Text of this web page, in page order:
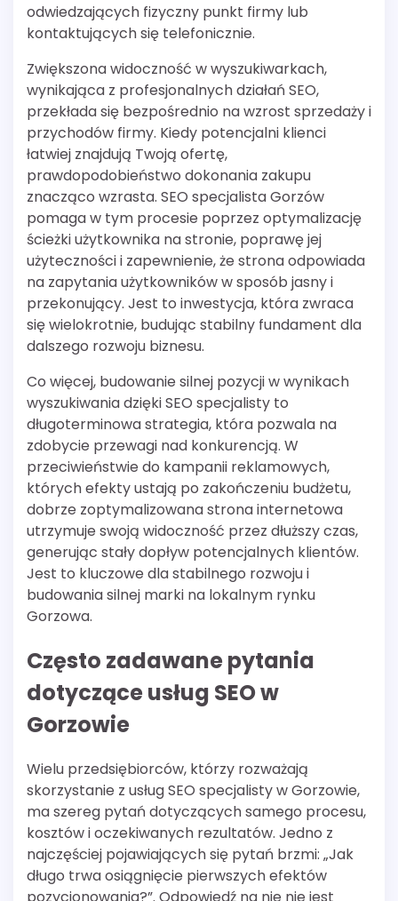
odwiedzających fizyczny punkt firmy lub
kontaktujących się telefonicznie.
Zwiększona widoczność w wyszukiwarkach,
wynikająca z profesjonalnych działań SEO,
przekłada się bezpośrednio na wzrost sprzedaży i
przychodów firmy. Kiedy potencjalni klienci
łatwiej znajdują Twoją ofertę,
prawdopodobieństwo dokonania zakupu
znacząco wzrasta. SEO specjalista Gorzów
pomaga w tym procesie poprzez optymalizację
ścieżki użytkownika na stronie, poprawę jej
użyteczności i zapewnienie, że strona odpowiada
na zapytania użytkowników w sposób jasny i
przekonujący. Jest to inwestycja, która zwraca
się wielokrotnie, budując stabilny fundament dla
dalszego rozwoju biznesu.
Co więcej, budowanie silnej pozycji w wynikach
wyszukiwania dzięki SEO specjalisty to
długoterminowa strategia, która pozwala na
zdobycie przewagi nad konkurencją. W
przeciwieństwie do kampanii reklamowych,
których efekty ustają po zakończeniu budżetu,
dobrze zoptymalizowana strona internetowa
utrzymuje swoją widoczność przez dłuższy czas,
generując stały dopływ potencjalnych klientów.
Jest to kluczowe dla stabilnego rozwoju i
budowania silnej marki na lokalnym rynku
Gorzowa.
Często zadawane pytania
dotyczące usług SEO w
Gorzowie
Wielu przedsiębiorców, którzy rozważają
skorzystanie z usług SEO specjalisty w Gorzowie,
ma szereg pytań dotyczących samego procesu,
kosztów i oczekiwanych rezultatów. Jedno z
najczęściej pojawiających się pytań brzmi: „Jak
długo trwa osiągnięcie pierwszych efektów